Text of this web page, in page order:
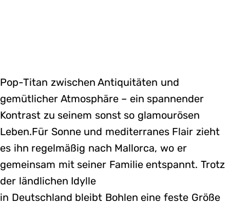
Pop-Titan zwischen Antiquitäten und
gemütlicher Atmosphäre – ein spannender
Kontrast zu seinem sonst so glamourösen
Leben.Für Sonne und mediterranes Flair zieht
es ihn regelmäßig nach Mallorca, wo er
gemeinsam mit seiner Familie entspannt. Trotz
der ländlichen Idylle
in Deutschland bleibt Bohlen eine feste Größe